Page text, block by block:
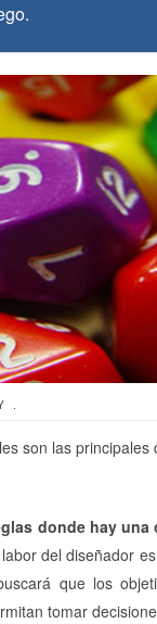
.
son las
donde hay
del diseñador
que los
tomar